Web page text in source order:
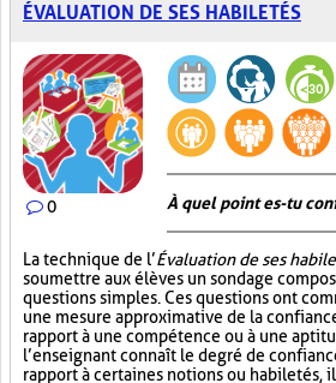
ÉVALUATION DE SES HABILETÉS
0 À quel point es-tu
La technique de l’Évaluation de ses
soumettre aux élèves un sondage
questions simples. Ces questions ont
une mesure approximative de la
rapport à une compétence ou à une
l’enseignant connaît le degré de
rapport à certaines notions ou habiletés,